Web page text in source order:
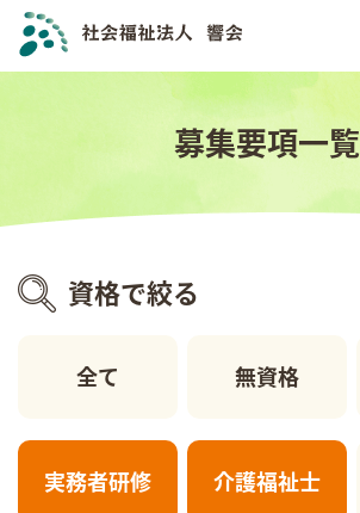
募集要項一覧
資格で絞る
全て 無資格
実務者研修 介護福祉士